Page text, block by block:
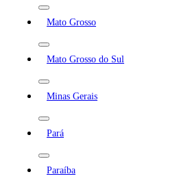
Mato Grosso
Mato Grosso do Sul
Minas Gerais
Pará
Paraíba